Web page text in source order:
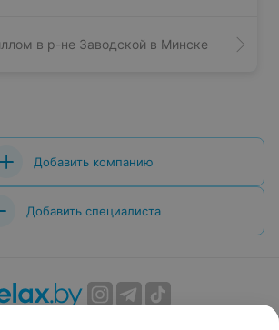
в р-не Заводской в Минске
Добавить компанию
Добавить специалиста